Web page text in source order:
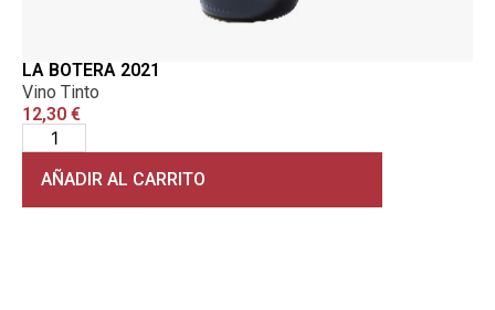
LA BOTERA 2021
Vino Tinto
12,30 €
AÑADIR AL CARRITO